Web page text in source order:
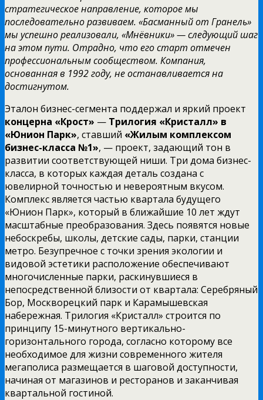
стратегическое направление, которое мы
последовательно развиваем. «Басманный от Гранель»
мы успешно реализовали, «Мнёвники» — следующий шаг
на этом пути. Отрадно, что его старт отмечен
профессиональным сообществом. Компания,
основанная в 1992 году, не останавливается на
достигнутом.
Эталон бизнес-сегмента поддержал и яркий проект
концерна «Крост» — Трилогия «Кристалл» в
«Юнион Парк», ставший «Жилым комплексом
бизнес-класса №1», — проект, задающий тон в
развитии соответствующей ниши. Три дома бизнес-
класса, в которых каждая деталь создана с
ювелирной точностью и невероятным вкусом.
Комплекс является частью квартала будущего
«Юнион Парк», который в ближайшие 10 лет ждут
масштабные преобразования. Здесь появятся новые
небоскребы, школы, детские сады, парки, станции
метро. Безупречное с точки зрения экологии и
видовой эстетики расположение обеспечивают
многочисленные парки, раскинувшиеся в
непосредственной близости от квартала: Серебряный
Бор, Москворецкий парк и Карамышевская
набережная. Трилогия «Кристалл» строится по
принципу 15-минутного вертикально-
горизонтального города, согласно которому все
необходимое для жизни современного жителя
мегаполиса размещается в шаговой доступности,
начиная от магазинов и ресторанов и заканчивая
квартальной гостиной.